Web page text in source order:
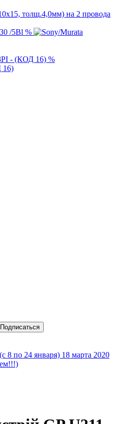
толщ.4,0мм) на 2 провода
%
%
16)
Подписаться
8 по 24 января) 18 марта 2020